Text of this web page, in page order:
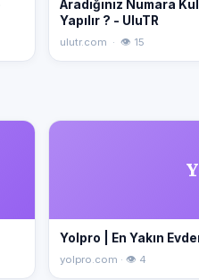
Aradığınız Numara
Yapılır ? - UluTR
ulutr.com · 👁 15
Yolpro | En Yakın
yolpro.com · 👁 4